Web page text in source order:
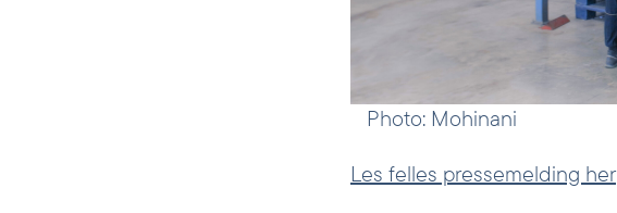
Photo: Mohinani
Les felles pressemelding her